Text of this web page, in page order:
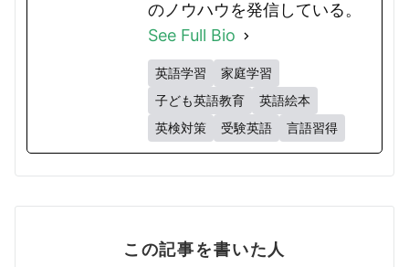
のノウハウを発信している。
See Full Bio
英語学習
家庭学習
子ども英語教育
英語絵本
英検対策
受験英語 言語習得
この記事を書いた人